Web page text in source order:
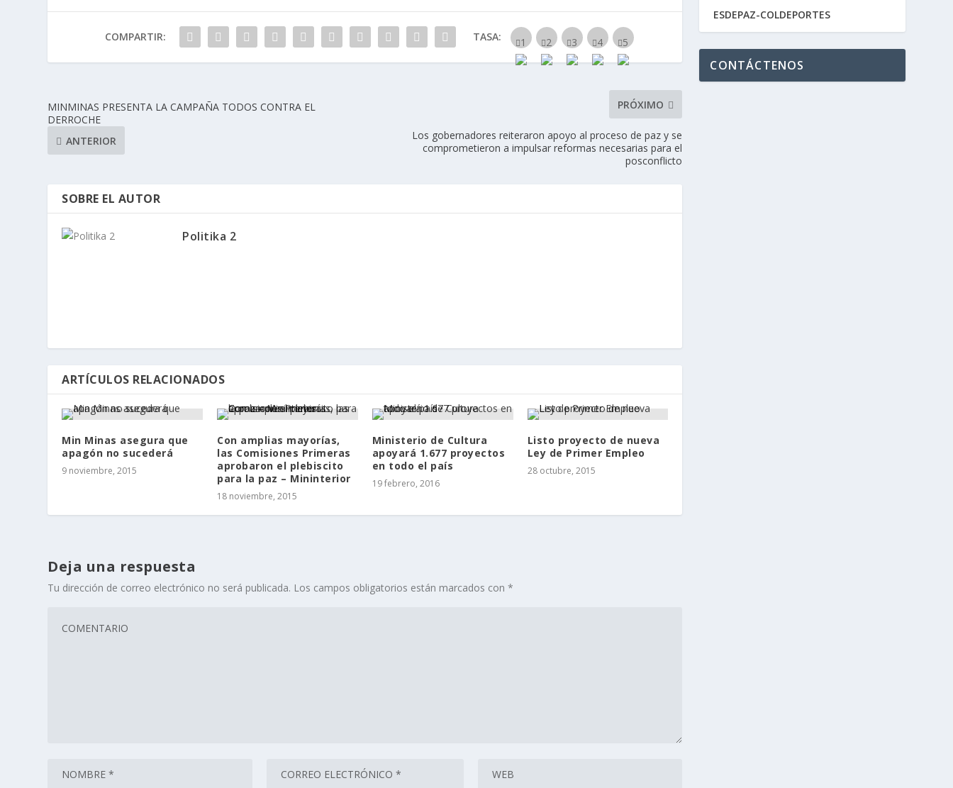
COMPARTIR: TASA:
MINMINAS PRESENTA LA CAMPAÑA TODOS CONTRA EL
DERROCHE
ANTERIOR
PRÓXIMO
Los gobernadores reiteraron apoyo al proceso de paz y se
comprometieron a impulsar reformas necesarias para el
posconflicto
SOBRE EL AUTOR
Politika 2
ARTÍCULOS RELACIONADOS
Min Minas asegura que
apagón no sucederá
9 noviembre, 2015
Con amplias mayorías,
las Comisiones Primeras
aprobaron el plebiscito
para la paz – Mininterior
18 noviembre, 2015
Ministerio de Cultura
apoyará 1.677 proyectos
en todo el país
19 febrero, 2016
Listo proyecto de nueva
Ley de Primer Empleo
28 octubre, 2015
Deja una respuesta
Tu dirección de correo electrónico no será publicada. Los campos obligatorios están marcados con*
ESDEPAZ-COLDEPORTES
CONTÁCTENOS